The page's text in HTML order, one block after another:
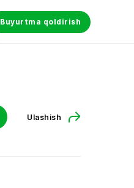
Buyurtma qoldirish
Ulashish